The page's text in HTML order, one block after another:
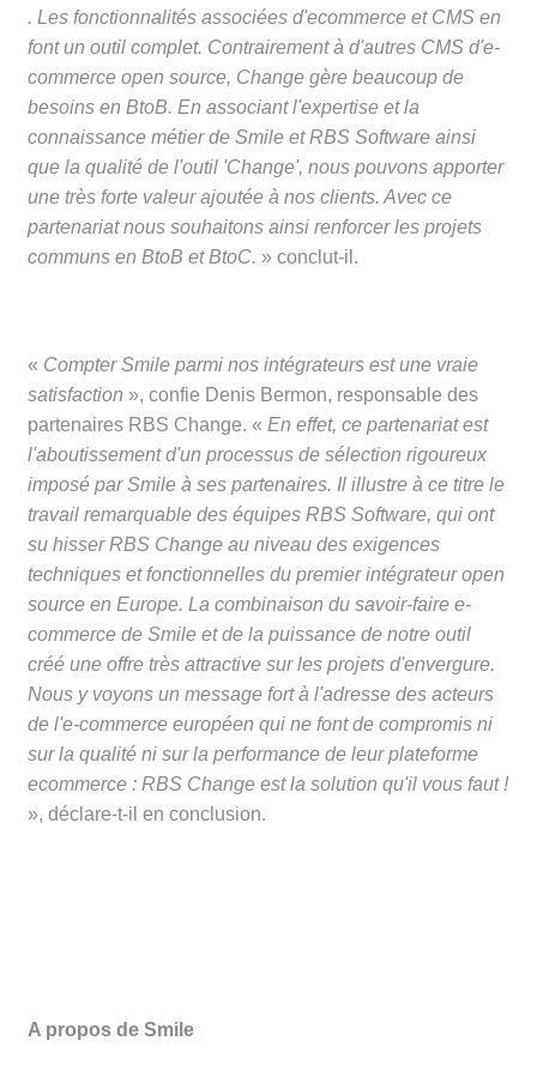
. Les fonctionnalités associées d'ecommerce et CMS en
font un outil complet. Contrairement à d'autres CMS d'e-
commerce open source, Change gère beaucoup de
besoins en BtoB. En associant l'expertise et la
connaissance métier de Smile et RBS Software ainsi
que la qualité de l'outil 'Change', nous pouvons apporter
une très forte valeur ajoutée à nos clients. Avec ce
partenariat nous souhaitons ainsi renforcer les projets
communs en BtoB et BtoC. » conclut-il.
« Compter Smile parmi nos intégrateurs est une vraie
satisfaction », confie Denis Bermon, responsable des
partenaires RBS Change. «En effet, ce partenariat est
l'aboutissement d'un processus de sélection rigoureux
imposé par Smile à ses partenaires. Il illustre à ce titre le
travail remarquable des équipes RBS Software, qui ont
su hisser RBS Change au niveau des exigences
techniques et fonctionnelles du premier intégrateur open
source en Europe. La combinaison du savoir-faire e-
commerce de Smile et de la puissance de notre outil
créé une offre très attractive sur les projets d'envergure.
Nous y voyons un message fort à l'adresse des acteurs
de l'e-commerce européen qui ne font de compromis ni
sur la qualité ni sur la performance de leur plateforme
ecommerce : RBS Change est la solution qu'il vous faut !
», déclare-t-il en conclusion.
A propos de Smile